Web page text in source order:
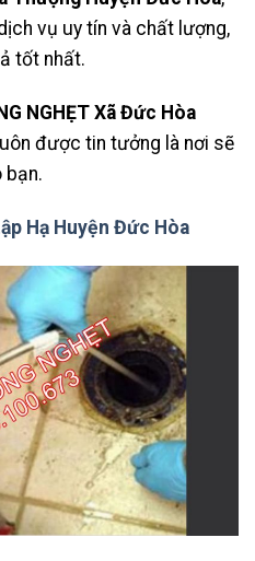
vụ uy tín và chất lượng,
tốt nhất.
NGHẸT Xã Đức Hòa
luôn được tin tưởng là nơi sẽ
bạn.
Hạ Huyện Đức Hòa